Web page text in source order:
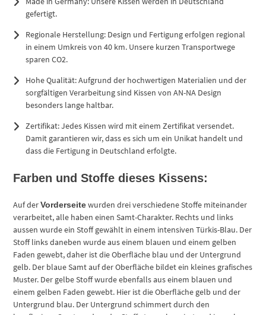
gefertigt.
Regionale Herstellung: Design und Fertigung erfolgen regional
in einem Umkreis von 40 km. Unsere kurzen Transportwege
sparen CO2.
Hohe Qualität: Aufgrund der hochwertigen Materialien und der
sorgfältigen Verarbeitung sind Kissen von AN-NA Design
besonders lange haltbar.
Zertifikat: Jedes Kissen wird mit einem Zertifikat versendet.
Damit garantieren wir, dass es sich um ein Unikat handelt und
dass die Fertigung in Deutschland erfolgte.
Farben und Stoffe dieses Kissens:
Auf derVorderseitewurden drei verschiedene Stoffe miteinander
verarbeitet, alle haben einen Samt-Charakter. Rechts und links
aussen wurde ein Stoff gewählt in einem intensiven Türkis-Blau. Der
Stoff links daneben wurde aus einem blauen und einem gelben
Faden gewebt, daher ist die Oberfläche blau und der Untergrund
gelb. Der blaue Samt auf der Oberfläche bildet ein kleines grafisches
Muster. Der gelbe Stoff wurde ebenfalls aus einem blauen und
einem gelben Faden gewebt. Hier ist die Oberfläche gelb und der
Untergrund blau. Der Untergrund schimmert durch den